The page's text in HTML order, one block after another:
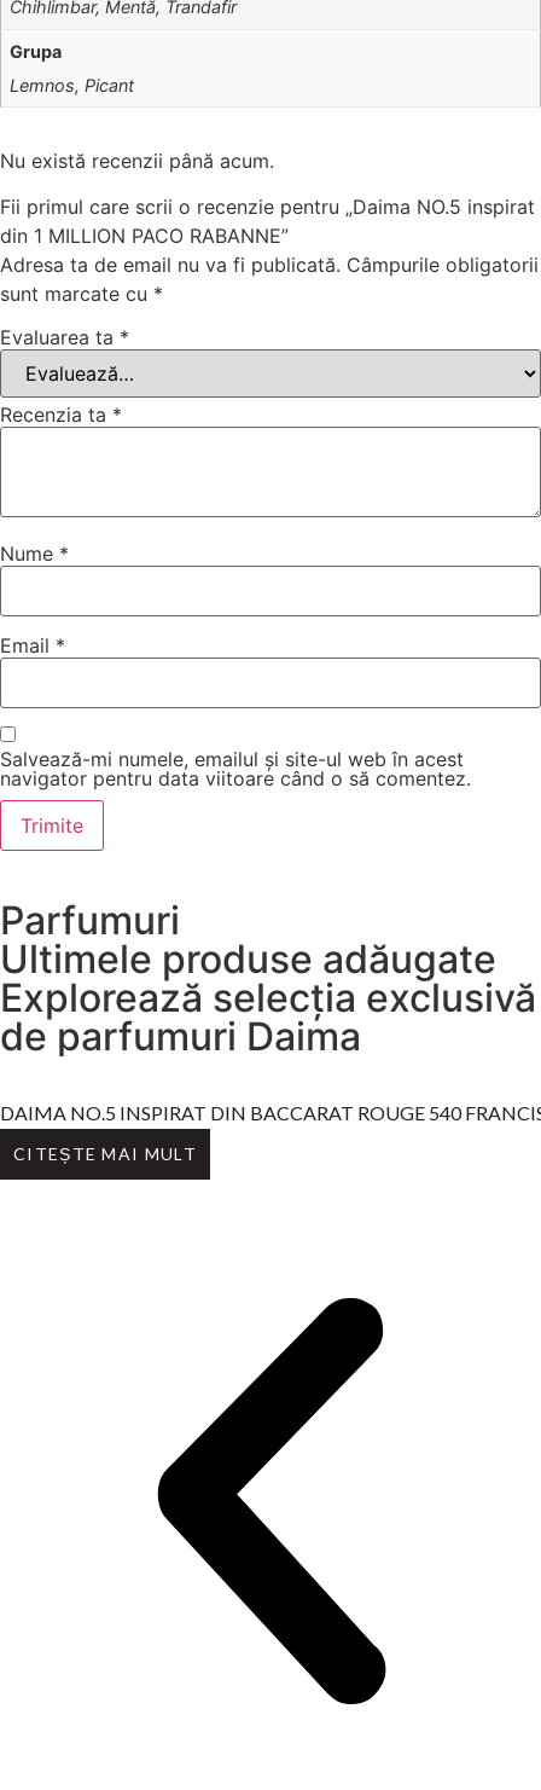
Chihlimbar, Mentă, Trandafir
Grupa
Lemnos, Picant
Nu există recenzii până acum.
Fii primul care scrii o recenzie pentru „Daima NO.5 inspirat
din 1 MILLION PACO RABANNE”
Adresa ta de email nu va fi publicată. Câmpurile obligatorii
sunt marcate cu *
Evaluarea ta *
Recenzia ta *
Nume *
Email *
Salvează-mi numele, emailul și site-ul web în acest
navigator pentru data viitoare când o să comentez.
Parfumuri
Ultimele produse adăugate
Explorează selecția exclusivă
de parfumuri Daima
DAIMA NO.5 INSPIRAT DIN BACCARAT ROUGE 540
CITEȘTE MAI MULT